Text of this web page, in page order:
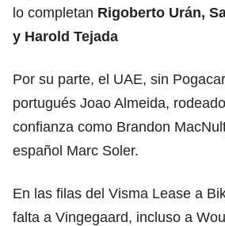
lo completan Rigoberto Urán,
y Harold Tejada
Por su parte, el UAE, sin
portugués Joao Almeida,
confianza como Brandon
español Marc Soler.
En las filas del Visma Lease a
falta a Vingegaard, incluso a